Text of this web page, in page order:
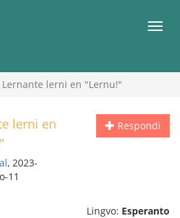
Lernante lerni en "Lernu!"
Respondi
lerni en
, 2023-
11
Lingvo: Esperanto